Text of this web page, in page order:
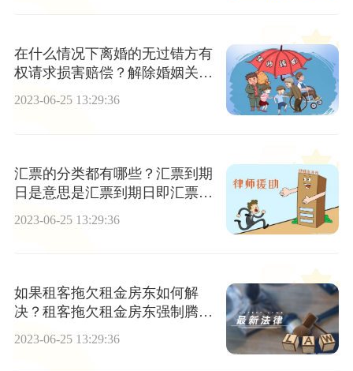
在什么情况下离婚的无过错方有
权请求损害赔偿？解除婚姻关系
判决上诉法院支持吗？
2023-06-25 13:29:36
汇票的分类都有哪些？汇票到期
日是意思是汇票到期日即汇票付
2023-06-25 13:29:36
如果租客拖欠租金房东如何解
决？租客拖欠租金房东强制腾退
2023-06-25 13:29:36